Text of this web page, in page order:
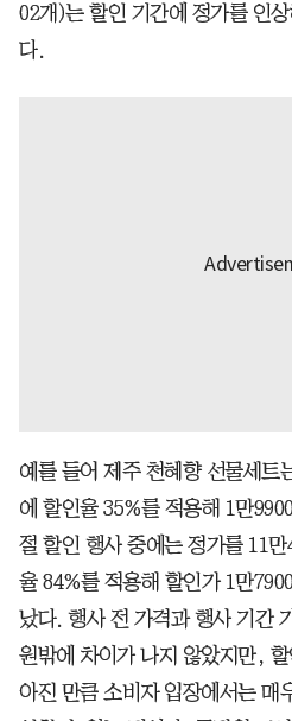
02개)는 할인 기간에 정가를 인
다.
예를 들어 제주 천혜향 선물세트
에 할인율 35%를 적용해 1만
절 할인 행사 중에는 정가를 11
율 84%를 적용해 할인가 1만
났다. 행사 전 가격과 행사 기간
원밖에 차이가 나지 않았지만,
아진 만큼 소비자 입장에서는 매